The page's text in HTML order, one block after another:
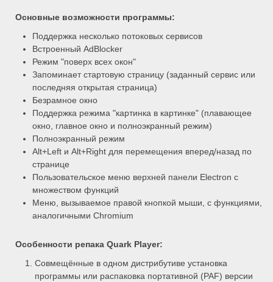
Основные возможности программы:
Поддержка несколько потоковых сервисов
Встроенный AdBlocker
Режим "поверх всех окон"
Запоминает стартовую страницу (заданный сервис или
последняя открытая страница)
Безрамное окно
Поддержка режима "картинка в картинке" (плавающее
окно, главное окно и полноэкранный режим)
Полноэкранный режим
Alt+Left и Alt+Right для перемещения вперед/назад по
странице
Пользовательское меню верхней панели Electron с
множеством функций
Меню, вызываемое правой кнопкой мыши, с функциями,
аналогичными Chromium
Особенности репака Quark Player:
Совмещённые в одном дистрибутиве установка
программы или распаковка портативной (PAF) версии